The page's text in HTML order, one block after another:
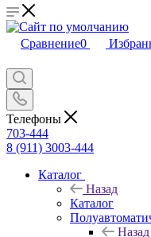
Сравнение0
Телефоны
703-444
8 (911) 3003-444
Каталог
Назад
Каталог
Назад